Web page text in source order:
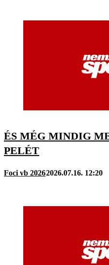
ÉS MÉG MINDIG
PELÉT
Foci vb 20262026.07.16. 12:20